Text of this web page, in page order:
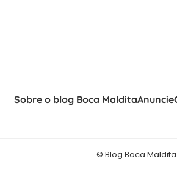
Sobre o blog Boca MalditaAnuncie
© Blog Boca